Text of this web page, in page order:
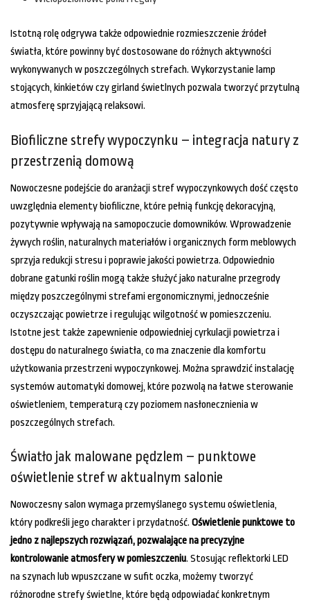
Istotną rolę odgrywa także odpowiednie rozmieszczenie źródeł
światła, które powinny być dostosowane do różnych aktywności
wykonywanych w poszczególnych strefach. Wykorzystanie lamp
stojących, kinkietów czy girland świetlnych pozwala tworzyć przytulną
atmosferę sprzyjającą relaksowi.
Biofiliczne strefy wypoczynku – integracja natury z
przestrzenią domową
Nowoczesne podejście do aranżacji stref wypoczynkowych dość często
uwzględnia elementy biofiliczne, które pełnią funkcję dekoracyjną,
pozytywnie wpływają na samopoczucie domowników. Wprowadzenie
żywych roślin, naturalnych materiałów i organicznych form meblowych
sprzyja redukcji stresu i poprawie jakości powietrza. Odpowiednio
dobrane gatunki roślin mogą także służyć jako naturalne przegrody
między poszczególnymi strefami ergonomicznymi, jednocześnie
oczyszczając powietrze i regulując wilgotność w pomieszczeniu.
Istotne jest także zapewnienie odpowiedniej cyrkulacji powietrza i
dostępu do naturalnego światła, co ma znaczenie dla komfortu
użytkowania przestrzeni wypoczynkowej. Można sprawdzić instalację
systemów automatyki domowej, które pozwolą na łatwe sterowanie
oświetleniem, temperaturą czy poziomem nasłonecznienia w
poszczególnych strefach.
Światło jak malowane pędzlem – punktowe
oświetlenie stref w aktualnym salonie
Nowoczesny salon wymaga przemyślanego systemu oświetlenia,
który podkreśli jego charakter i przydatność. Oświetlenie punktowe to
jedno z najlepszych rozwiązań, pozwalające na precyzyjne
kontrolowanie atmosfery w pomieszczeniu. Stosując reflektorki LED
na szynach lub wpuszczane w sufit oczka, możemy tworzyć
różnorodne strefy świetlne, które będą odpowiadać konkretnym